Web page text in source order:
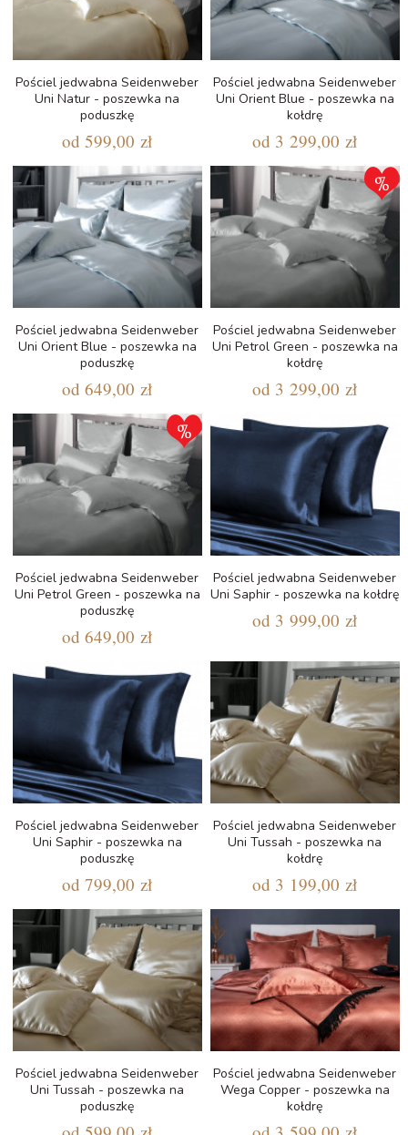
Pościel jedwabna Seidenweber
Uni Natur - poszewka na
poduszkę
od 599,00 zł
Pościel jedwabna Seidenweber
Uni Orient Blue - poszewka na
kołdrę
od 3 299,00 zł
Pościel jedwabna Seidenweber
Uni Orient Blue - poszewka na
poduszkę
od 649,00 zł
Pościel jedwabna Seidenweber
Uni Petrol Green - poszewka na
kołdrę
od 3 299,00 zł
Pościel jedwabna Seidenweber
Uni Petrol Green - poszewka na
poduszkę
od 649,00 zł
Pościel jedwabna Seidenweber
Uni Saphir - poszewka na kołdrę
od 3 999,00 zł
Pościel jedwabna Seidenweber
Uni Saphir - poszewka na
poduszkę
od 799,00 zł
Pościel jedwabna Seidenweber
Uni Tussah - poszewka na
kołdrę
od 3 199,00 zł
Pościel jedwabna Seidenweber
Uni Tussah - poszewka na
poduszkę
Pościel jedwabna Seidenweber
Wega Copper - poszewka na
kołdrę